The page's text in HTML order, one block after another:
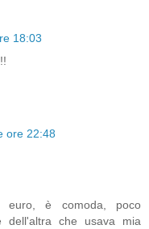
18:03
ore 22:48
è comoda, poco
dell'altra che usava mia